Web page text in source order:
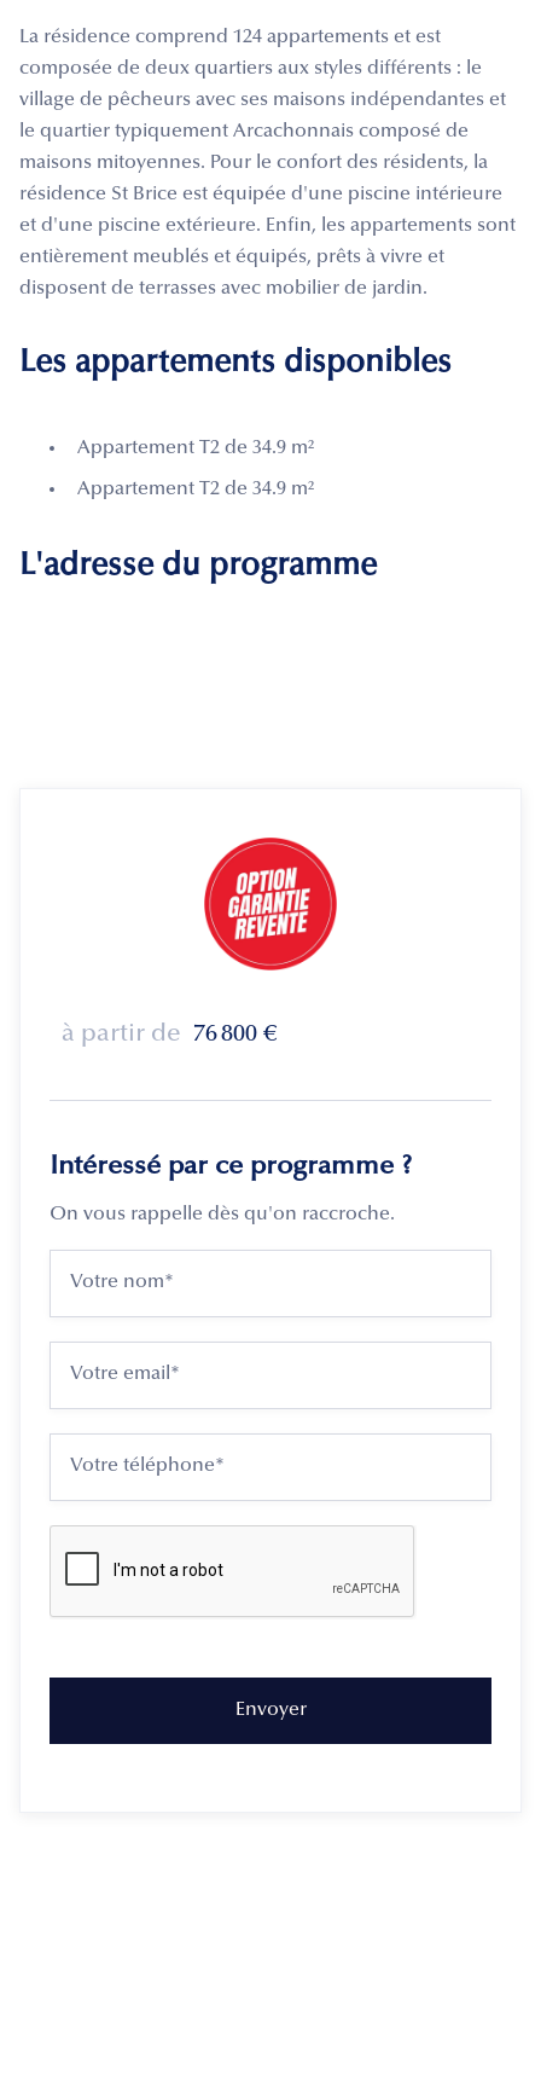
La résidence comprend 124 appartements et est
composée de deux quartiers aux styles différents : le
village de pêcheurs avec ses maisons indépendantes et
le quartier typiquement Arcachonnais composé de
maisons mitoyennes. Pour le confort des résidents, la
résidence St Brice est équipée d'une piscine intérieure
et d'une piscine extérieure. Enfin, les appartements sont
entièrement meublés et équipés, prêts à vivre et
disposent de terrasses avec mobilier de jardin.
Les appartements disponibles
Appartement T2 de 34.9 m²
Appartement T2 de 34.9 m²
L'adresse du programme
à partir de 76 800 €
Intéressé par ce programme ?
On vous rappelle dès qu'on raccroche.